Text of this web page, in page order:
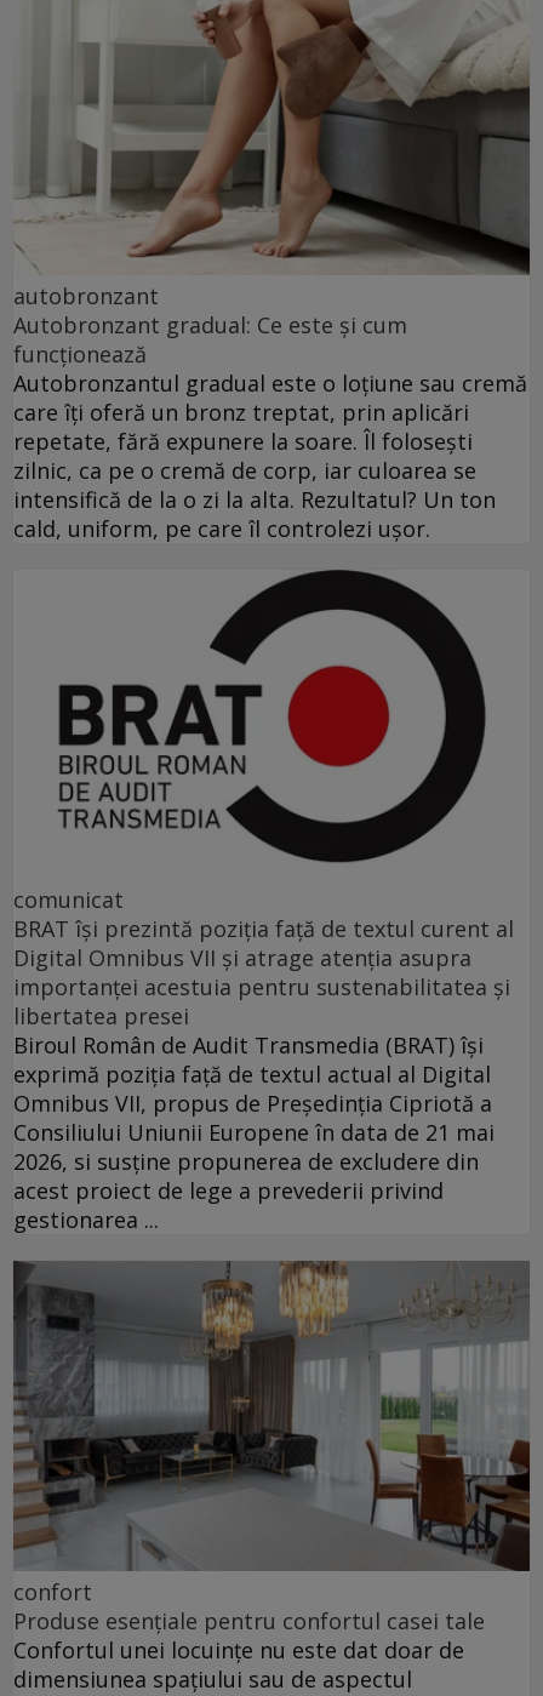
autobronzant
Autobronzant gradual: Ce este și cum
funcționează
Autobronzantul gradual este o loțiune sau cremă
care îți oferă un bronz treptat, prin aplicări
repetate, fără expunere la soare. Îl folosești
zilnic, ca pe o cremă de corp, iar culoarea se
intensifică de la o zi la alta. Rezultatul? Un ton
cald, uniform, pe care îl controlezi ușor.
comunicat
BRAT își prezintă poziția față de textul curent al
Digital Omnibus VII și atrage atenția asupra
importanței acestuia pentru sustenabilitatea și
libertatea presei
Biroul Român de Audit Transmedia (BRAT) își
exprimă poziția față de textul actual al Digital
Omnibus VII, propus de Președinția Cipriotă a
Consiliului Uniunii Europene în data de 21 mai
2026, si susține propunerea de excludere din
acest proiect de lege a prevederii privind
gestionarea ...
confort
Produse esențiale pentru confortul casei tale
Confortul unei locuințe nu este dat doar de
dimensiunea spațiului sau de aspectul